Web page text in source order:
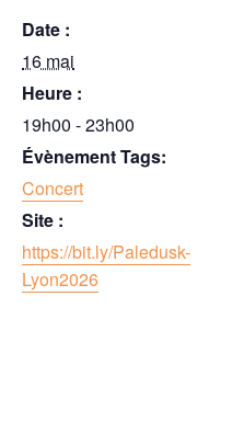
Date :
16 mai
Heure :
19h00 - 23h00
Évènement Tags:
Concert
Site :
https://bit.ly/Paledusk-
Lyon2026